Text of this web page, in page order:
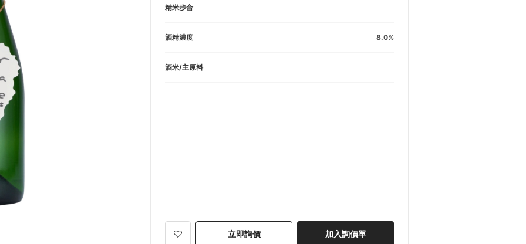
精米步合
酒精濃度 8.0
酒米/主原料
立即詢價 加入詢價單